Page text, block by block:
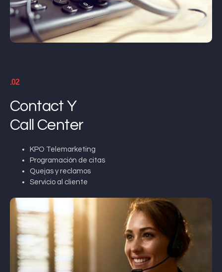
.02
Contact Y
Call Center
KPO Telemarketing
Programación de citas
Quejas y reclamos
Servicio al cliente